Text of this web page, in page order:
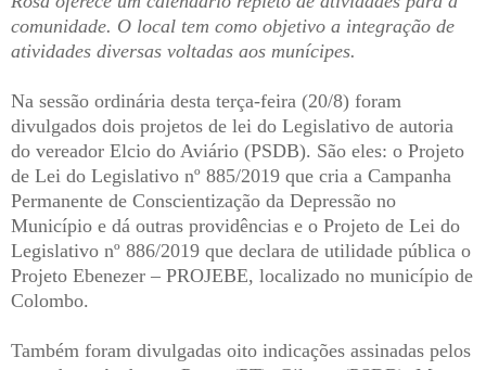
comunidade. O local tem como objetivo a integração de
atividades diversas voltadas aos munícipes.
Na sessão ordinária desta terça-feira (20/8) foram
divulgados dois projetos de lei do Legislativo de autoria
do vereador Elcio do Aviário (PSDB). São eles: o Projeto
de Lei do Legislativo nº 885/2019 que cria a Campanha
Permanente de Conscientização da Depressão no
Município e dá outras providências e o Projeto de Lei do
Legislativo nº 886/2019 que declara de utilidade pública o
Projeto Ebenezer – PROJEBE, localizado no município de
Colombo.
Também foram divulgadas oito indicações assinadas pelos